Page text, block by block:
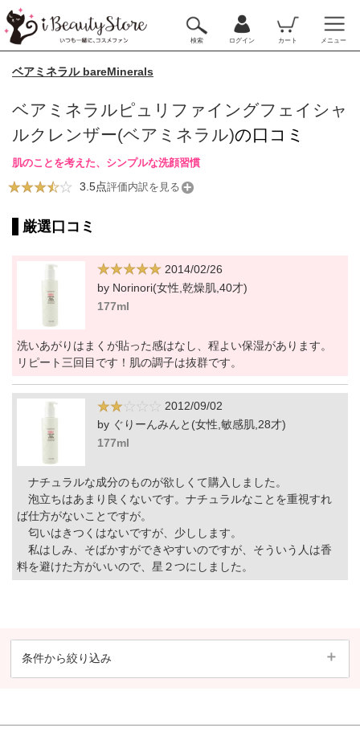
検索 ログイン カート メニュー
ベアミネラル bareMinerals
ベアミネラルピュリファイングフェイシャ
ルクレンザー(ベアミネラル)の口コミ
肌のことを考えた、シンプルな洗顔習慣
3.5点評価内訳を見る
厳選口コミ
2014/02/26
by Norinori(女性,乾燥肌,40才)
177ml
洗いあがりはまくが貼った感はなし、程よい保湿があります。
リピート三回目です！肌の調子は抜群です。
2012/09/02
by ぐりーんみんと(女性,敏感肌,28才)
177ml
ナチュラルな成分のものが欲しくて購入しました。
泡立ちはあまり良くないです。ナチュラルなことを重視すれ
ば仕方がないことですが。
匂いはきつくはないですが、少しします。
私はしみ、そばかすができやすいのですが、そういう人は香
料を避けた方がいいので、星２つにしました。
条件から絞り込み